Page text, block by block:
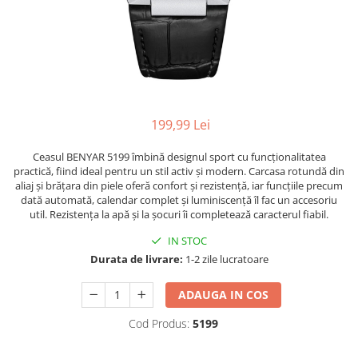
199,99 Lei
Ceasul BENYAR 5199 îmbină designul sport cu funcționalitatea
practică, fiind ideal pentru un stil activ și modern. Carcasa rotundă din
aliaj și brățara din piele oferă confort și rezistență, iar funcțiile precum
dată automată, calendar complet și luminiscență îl fac un accesoriu
util. Rezistența la apă și la șocuri îi completează caracterul fiabil.
IN STOC
Durata de livrare: 1-2 zile lucratoare
ADAUGA IN COS
Cod Produs: 5199